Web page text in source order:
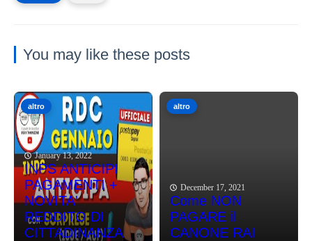
You may like these posts
altro
January 13, 2022
INPS ANTICIPI
PAGAMENTI +
NOVITA'
REDDITO DI
CITTADINANZA
altro
December 17, 2021
Come NON
PAGARE il
CANONE RAI